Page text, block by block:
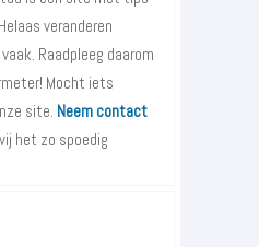
veranderen
Raadpleeg daarom
Mocht iets
site. Neem contact
het zo spoedig